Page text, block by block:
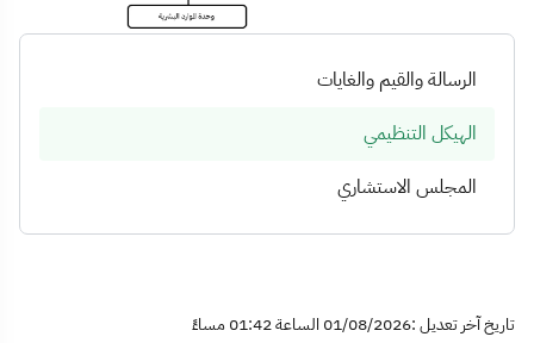
الرسالة والقيم والغايات
الهيكل التنظيمي
المجلس الاستشاري
تاريخ آخر تعديل :01/08/2026 الساعة 01:42 مساءً